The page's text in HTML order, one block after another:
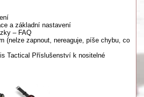
a základní nastavení
– FAQ
(nelze zapnout, nereaguje, píše chybu, co
Tactical Příslušenství k nositelné